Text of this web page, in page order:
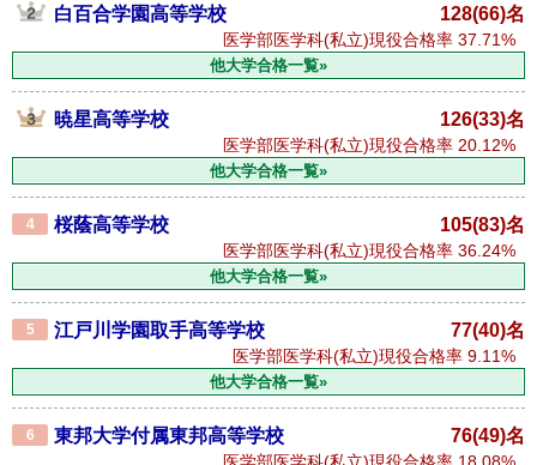
白百合学園高等学校 128(66)名
医学部医学科(私立)現役合格率 37.71%
他大学合格一覧»
暁星高等学校 126(33)名
医学部医学科(私立)現役合格率 20.12%
他大学合格一覧»
4 桜蔭高等学校 105(83)名
医学部医学科(私立)現役合格率 36.24%
他大学合格一覧»
5 江戸川学園取手高等学校 77(40)名
医学部医学科(私立)現役合格率 9.11%
他大学合格一覧»
6 東邦大学付属東邦高等学校 76(49)名
医学部医学科(私立)現役合格率 18.08%